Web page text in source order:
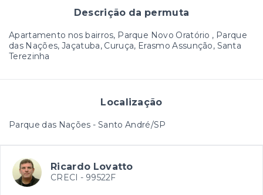
Descrição da permuta
Apartamento nos bairros, Parque Novo Oratório , Parque
das Nações, Jaçatuba, Curuça, Erasmo Assunção, Santa
Terezinha
Localização
Parque das Nações - Santo André/SP
Ricardo Lovatto
CRECI - 99522F